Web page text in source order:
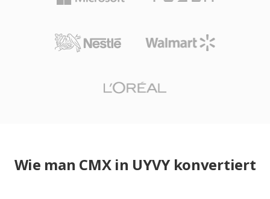
Wie man CMX in UYVY konvertiert